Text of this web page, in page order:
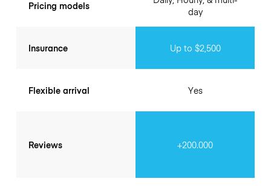
Pricing models
Insurance
Flexible arrival
Reviews
day
Up to $2,500
Yes
+200.000